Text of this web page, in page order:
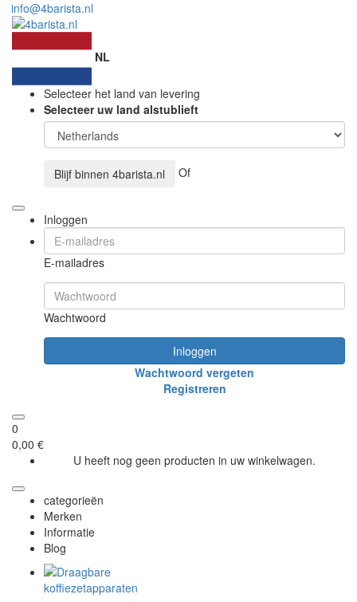
info@4barista.nl
NL
Selecteer het land van levering
Selecteer uw land alstublieft
Blijf binnen 4barista.nl Of
Inloggen
E-mailadres
Wachtwoord
Inloggen
Wachtwoord vergeten
Registreren
0
0,00 €
U heeft nog geen producten in uw winkelwagen.
categorieën
Merken
Informatie
Blog